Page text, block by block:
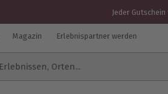
Jeder
Magazin Erlebnispartner werden